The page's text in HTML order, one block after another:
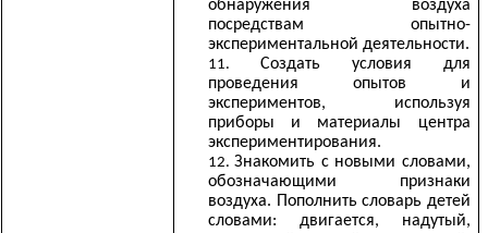
обнаружения воздуха
посредствам опытно-
экспериментальной деятельности.
Создать условия для
проведения опытов и
экспериментов, используя
приборы и материалы центра
экспериментирования.
Знакомить с новыми словами,
обозначающими признаки
воздуха. Пополнить словарь детей
словами: двигается, надутый,